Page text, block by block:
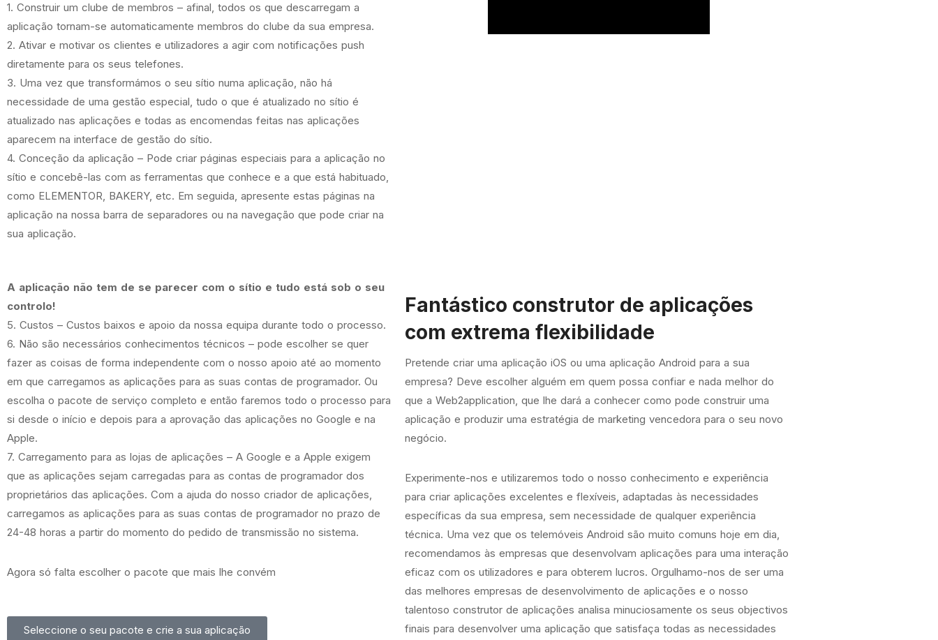
1. Construir um clube de membros – afinal, todos os que descarregam a
aplicação tornam-se automaticamente membros do clube da sua empresa.
2. Ativar e motivar os clientes e utilizadores a agir com notificações push
diretamente para os seus telefones.
3. Uma vez que transformámos o seu sítio numa aplicação, não há
necessidade de uma gestão especial, tudo o que é atualizado no sítio é
atualizado nas aplicações e todas as encomendas feitas nas aplicações
aparecem na interface de gestão do sítio.
4. Conceção da aplicação – Pode criar páginas especiais para a aplicação no
sítio e concebê-las com as ferramentas que conhece e a que está habituado,
como ELEMENTOR, BAKERY, etc. Em seguida, apresente estas páginas na
aplicação na nossa barra de separadores ou na navegação que pode criar na
sua aplicação.
A aplicação não tem de se parecer com o sítio e tudo está sob o seu
controlo!
5. Custos – Custos baixos e apoio da nossa equipa durante todo o processo.
6. Não são necessários conhecimentos técnicos – pode escolher se quer
fazer as coisas de forma independente com o nosso apoio até ao momento
em que carregamos as aplicações para as suas contas de programador. Ou
escolha o pacote de serviço completo e então faremos todo o processo para
si desde o início e depois para a aprovação das aplicações no Google e na
Apple.
7. Carregamento para as lojas de aplicações – A Google e a Apple exigem
que as aplicações sejam carregadas para as contas de programador dos
proprietários das aplicações. Com a ajuda do nosso criador de aplicações,
carregamos as aplicações para as suas contas de programador no prazo de
24-48 horas a partir do momento do pedido de transmissão no sistema.
Agora só falta escolher o pacote que mais lhe convém
Seleccione o seu pacote e crie a sua aplicação
Fantástico construtor de aplicações
com extrema flexibilidade
Pretende criar uma aplicação iOS ou uma aplicação Android para a sua
empresa? Deve escolher alguém em quem possa confiar e nada melhor do
que a Web2application, que lhe dará a conhecer como pode construir uma
aplicação e produzir uma estratégia de marketing vencedora para o seu novo
negócio.
Experimente-nos e utilizaremos todo o nosso conhecimento e experiência
para criar aplicações excelentes e flexíveis, adaptadas às necessidades
específicas da sua empresa, sem necessidade de qualquer experiência
técnica. Uma vez que os telemóveis Android são muito comuns hoje em dia,
recomendamos às empresas que desenvolvam aplicações para uma interação
eficaz com os utilizadores e para obterem lucros. Orgulhamo-nos de ser uma
das melhores empresas de desenvolvimento de aplicações e o nosso
talentoso construtor de aplicações analisa minuciosamente os seus objectivos
finais para desenvolver uma aplicação que satisfaça todas as necessidades